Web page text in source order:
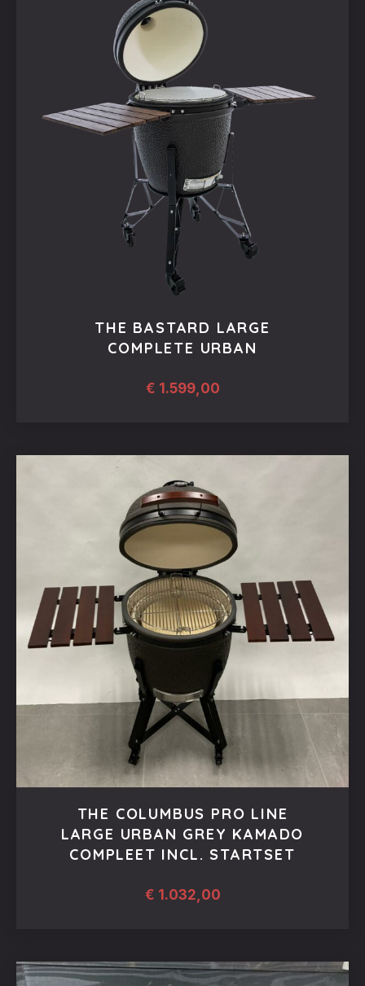
THE BASTARD LARGE
COMPLETE URBAN
€ 1.599,00
THE COLUMBUS PRO LINE
LARGE URBAN GREY KAMADO
COMPLEET INCL. STARTSET
€ 1.032,00